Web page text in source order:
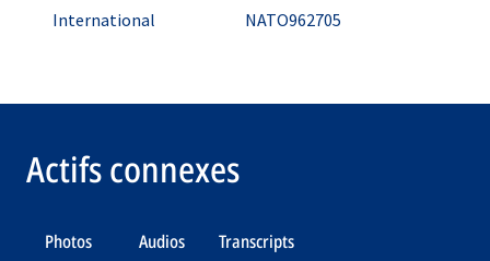
International
NATO962705
Actifs connexes
Photos Audios Transcripts